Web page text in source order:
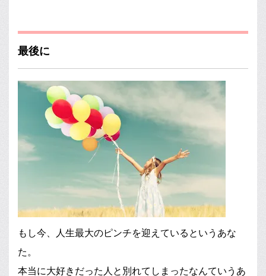
最後に
もし今、人生最大のピンチを迎えているというあな
た。
本当に大好きだった人と別れてしまったなんていうあ